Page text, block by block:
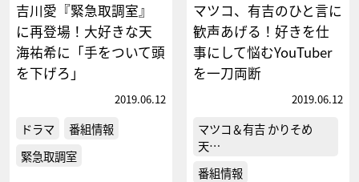
吉川愛『緊急取調室』
に再登場！大好きな天
海祐希に「手をついて頭
を下げろ」
2019.06.12
ドラマ
番組情報
緊急取調室
マツコ、有吉のひと言に
歓声あげる！好きを仕
事にして悩むYouTuber
を一刀両断
2019.06.12
マツコ＆有吉 かりそめ
天…
番組情報